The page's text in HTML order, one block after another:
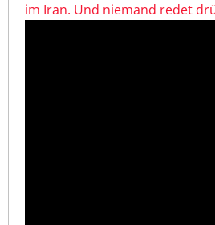
im Iran. Und niemand redet